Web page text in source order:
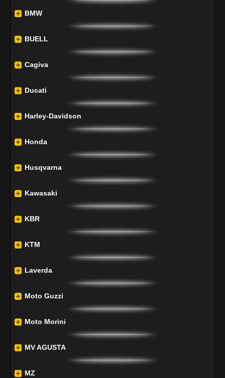
BMW
BUELL
Cagiva
Ducati
Harley-Davidson
Honda
Husqvarna
Kawasaki
KBR
KTM
Laverda
Moto Guzzi
Moto Morini
MV AGUSTA
MZ